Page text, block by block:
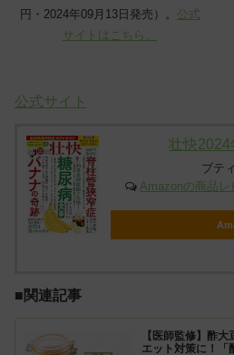
円・2024年09月13日発売）。 公式
サイトはこちら。
公式サイト
壮快2024
ブテ
Amazonの商品レ
■関連記事
【医師監修】酢
エット対策に！「